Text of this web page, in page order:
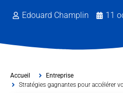
Edouard Champlin 11
Accueil
Entreprise
Stratégies gagnantes pour accélérer